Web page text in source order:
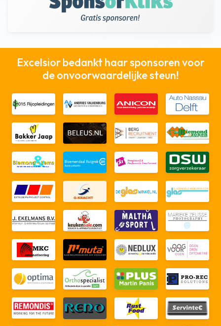
Excelsior bedankt haar sponsoren voor
de onvoorwaardelijke steun!